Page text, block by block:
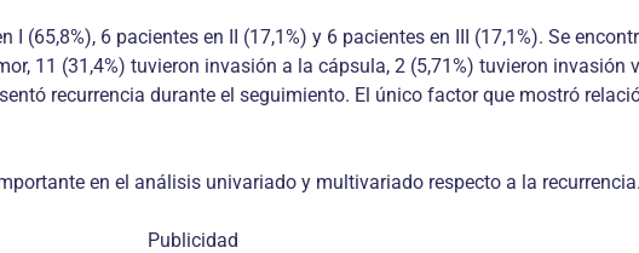
(65,8%), 6 pacientes en II (17,1%) y 6 pacientes en III (17,1%). Se
11 (31,4%) tuvieron invasión a la cápsula, 2 (5,71%) tuvieron invasión
recurrencia durante el seguimiento. El único factor que mostró
en el análisis univariado y multivariado respecto a la recurrencia.
Publicidad